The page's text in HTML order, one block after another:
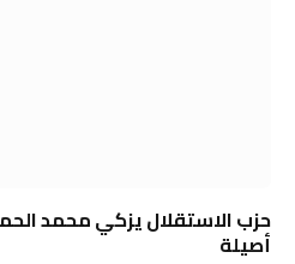
حزب الاستقلال يزكي محمد
أصيلة